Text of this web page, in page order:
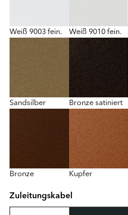
Weiß 9003 fein. Weiß 9010 fein.
Sandsilber Bronze satiniert
Bronze Kupfer
Zuleitungskabel